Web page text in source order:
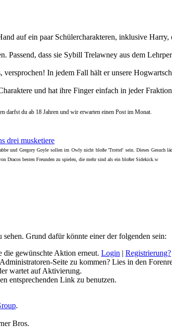
auf ein paar Schülercharakteren, inklusive Harry,
dass sie Sybill Trelawney aus dem
In jedem Fall hält er unsere
und hat ihre Finger einfach in jeder
darfst du ab 18 Jahren und wir erwarten einen Post im Monat.
drei musketiere
und Gregory Goyle sollen im Owly nicht bloße 'Trottel' sein. Dieses Gesuch
Dracos besten Freunden zu spielen, die mehr sind als ein bloßer Sidekick.w
Grund dafür könnte einer der folgenden sein:
die gewünschte Aktion erneut. Login | Registrierung?
Seite zu kommen? Lies in den
wartet auf Aktivierung.
entsprechenden Link zu benutzen.
.
Bros.